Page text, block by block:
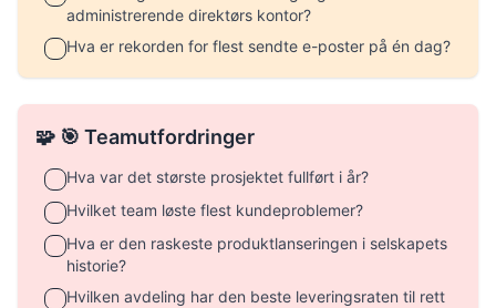
administrerende direktørs kontor?
Hva er rekorden for flest sendte e-poster på én dag?
🧩 🎯 Teamutfordringer
Hva var det største prosjektet fullført i år?
Hvilket team løste flest kundeproblemer?
Hva er den raskeste produktlanseringen i selskapets
historie?
Hvilken avdeling har den beste leveringsraten til rett